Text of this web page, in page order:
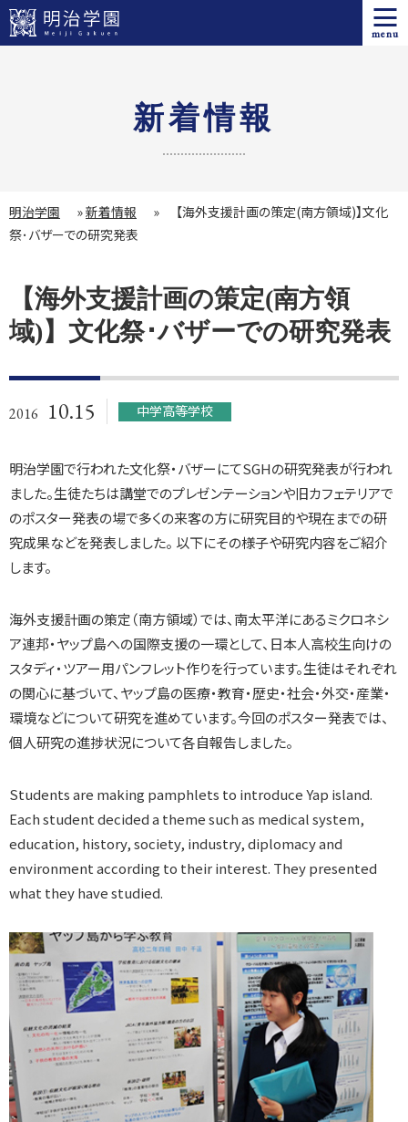
menu
新着情報
明治学園 »新着情報 »
【海外支援計画の策定(南方領域)】文化
祭･バザーでの研究発表
【海外支援計画の策定(南方領
域)】文化祭･バザーでの研究発表
2016 10.15 中学高等学校
明治学園で行われた文化祭・バザーにてSGHの研究発表が行われ
ました。生徒たちは講堂でのプレゼンテーションや旧カフェテリアで
のポスター発表の場で多くの来客の方に研究目的や現在までの研
究成果などを発表しました。 以下にその様子や研究内容をご紹介
します。
海外支援計画の策定（南方領域）では、南太平洋にあるミクロネシ
ア連邦・ヤップ島への国際支援の一環として、日本人高校生向けの
スタディ・ツアー用パンフレット作りを行っています。生徒はそれぞれ
の関心に基づいて、ヤップ島の医療・教育・歴史・社会・外交・産業・
環境などについて研究を進めています。今回のポスター発表では、
個人研究の進捗状況について各自報告しました。
Students are making pamphlets to introduce Yap island.
Each student decided a theme such as medical system,
education, history, society, industry, diplomacy and
environment according to their interest. They presented
what they have studied.